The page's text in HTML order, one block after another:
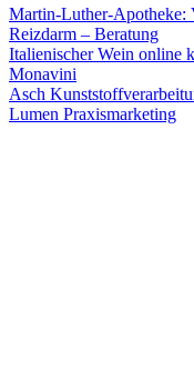
Martin-Luther-
Reizdarm – Beratung
Italienischer Wein online
Monavini
Asch
Lumen Praxismarketing